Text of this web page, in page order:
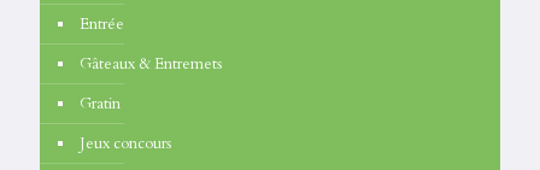
Entrée
Gâteaux & Entremets
Gratin
Jeux concours